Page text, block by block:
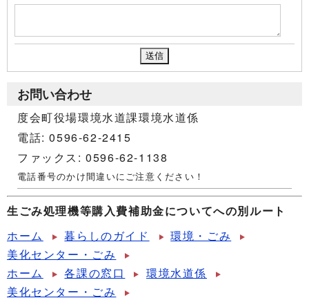
お問い合わせ
度会町役場環境水道課環境水道係
電話: 0596-62-2415
ファックス: 0596-62-1138
電話番号のかけ間違いにご注意ください！
生ごみ処理機等購入費補助金についてへの別ルート
ホーム
暮らしのガイド
環境・ごみ
美化センター・ごみ
ホーム
各課の窓口
環境水道係
美化センター・ごみ